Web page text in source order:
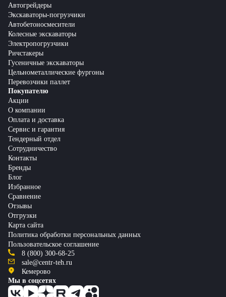
Автогрейдеры
Экскаваторы-погрузчики
Автобетоносмесители
Колесные экскаваторы
Электропогрузчики
Ричстакеры
Гусеничные экскаваторы
Цельнометаллические фургоны
Перевозчики паллет
Покупателю
Акции
О компании
Оплата и доставка
Сервис и гарантия
Тендерный отдел
Сотрудничество
Контакты
Бренды
Блог
Избранное
Сравнение
Отзывы
Отгрузки
Карта сайта
Политика обработки персональных данных
Пользовательское соглашение
8 (800) 300-68-25
sale@centr-teh.ru
Кемерово
Мы в соцсетях